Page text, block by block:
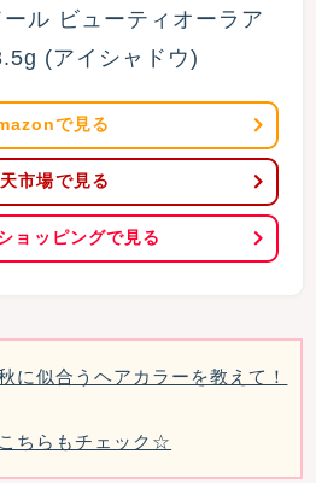
ル ビューティオーラア
(アイシャドウ)
で見る
市場で見る
ョッピングで見る
に似合うヘアカラーを教えて！
ちらもチェック☆